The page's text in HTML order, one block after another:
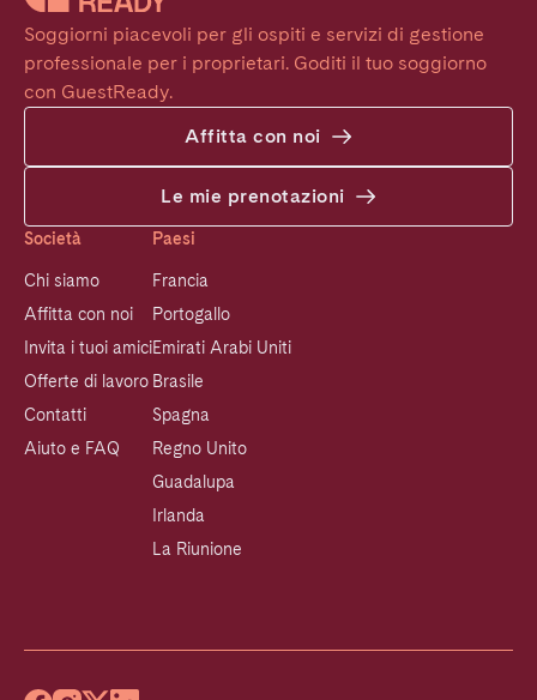
Soggiorni piacevoli per gli ospiti e servizi di gestione
professionale per i proprietari. Goditi il tuo soggiorno
con GuestReady.
Affitta con noi
Le mie prenotazioni
Società
Chi siamo
Affitta con noi
Invita i tuoi amici
Offerte di lavoro
Contatti
Aiuto e FAQ
Paesi
Francia
Portogallo
Emirati Arabi Uniti
Brasile
Spagna
Regno Unito
Guadalupa
Irlanda
La Riunione